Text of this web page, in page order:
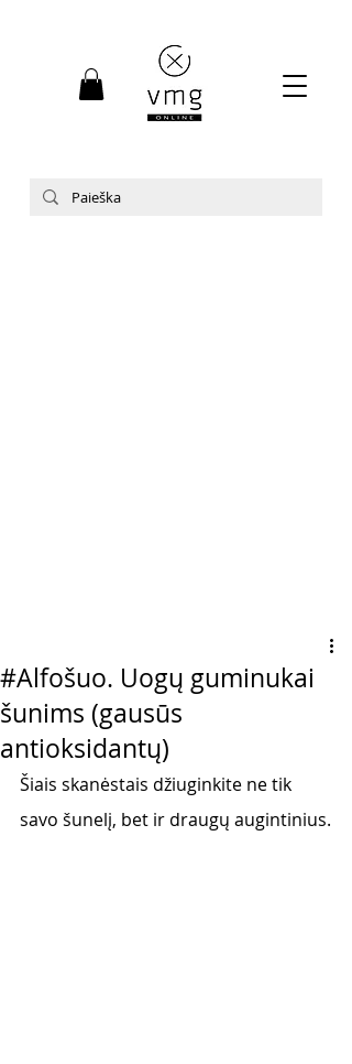
#Alfošuo. Uogų guminukai
šunims (gausūs
antioksidantų)
Šiais skanėstais džiuginkite ne tik
savo šunelį, bet ir draugų augintinius.